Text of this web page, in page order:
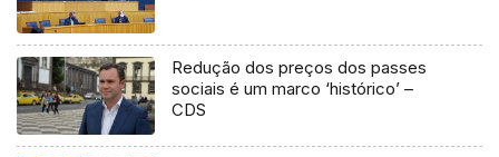
Redução dos preços dos passes
sociais é um marco ‘histórico’ –
CDS